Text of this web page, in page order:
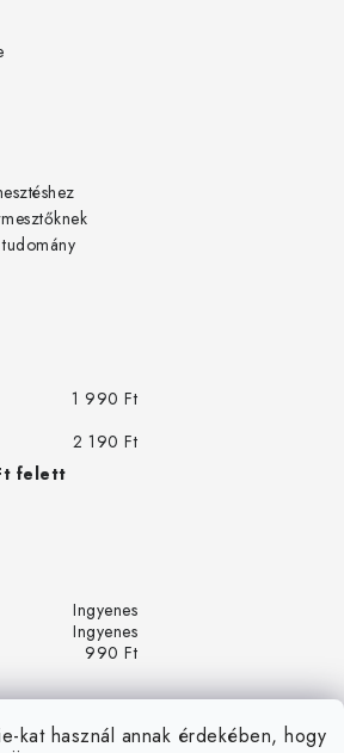
kat használ annak érdekében, hogy
1 990 Ft
2 190 Ft
felett
Ingyenes
Ingyenes
990 Ft